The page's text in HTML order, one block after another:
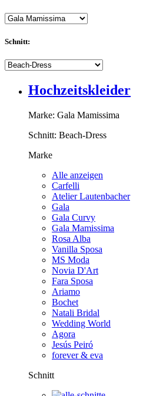
Schnitt:
Hochzeitskleider
Marke: Gala Mamissima
Schnitt: Beach-Dress
Marke
Alle anzeigen
Carfelli
Atelier Lautenbacher
Gala
Gala Curvy
Gala Mamissima
Rosa Alba
Vanilla Sposa
MS Moda
Novia D'Art
Fara Sposa
Ariamo
Bochet
Natali Bridal
Wedding World
Agora
Jesús Peiró
forever & eva
Schnitt